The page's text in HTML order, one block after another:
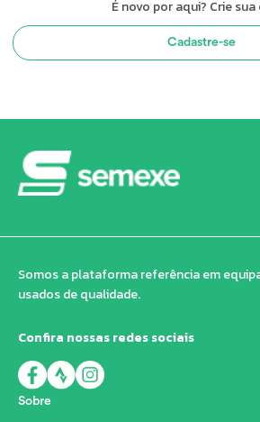
É novo por aqui? Crie
Cadastre-se
Somos a plataforma referência em
usados de qualidade.
Confira nossas redes sociais
Sobre